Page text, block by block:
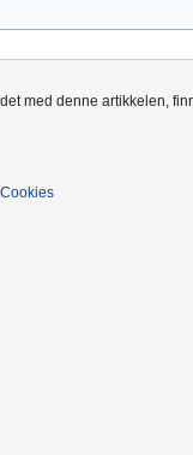
med denne artikkelen,
Cookies